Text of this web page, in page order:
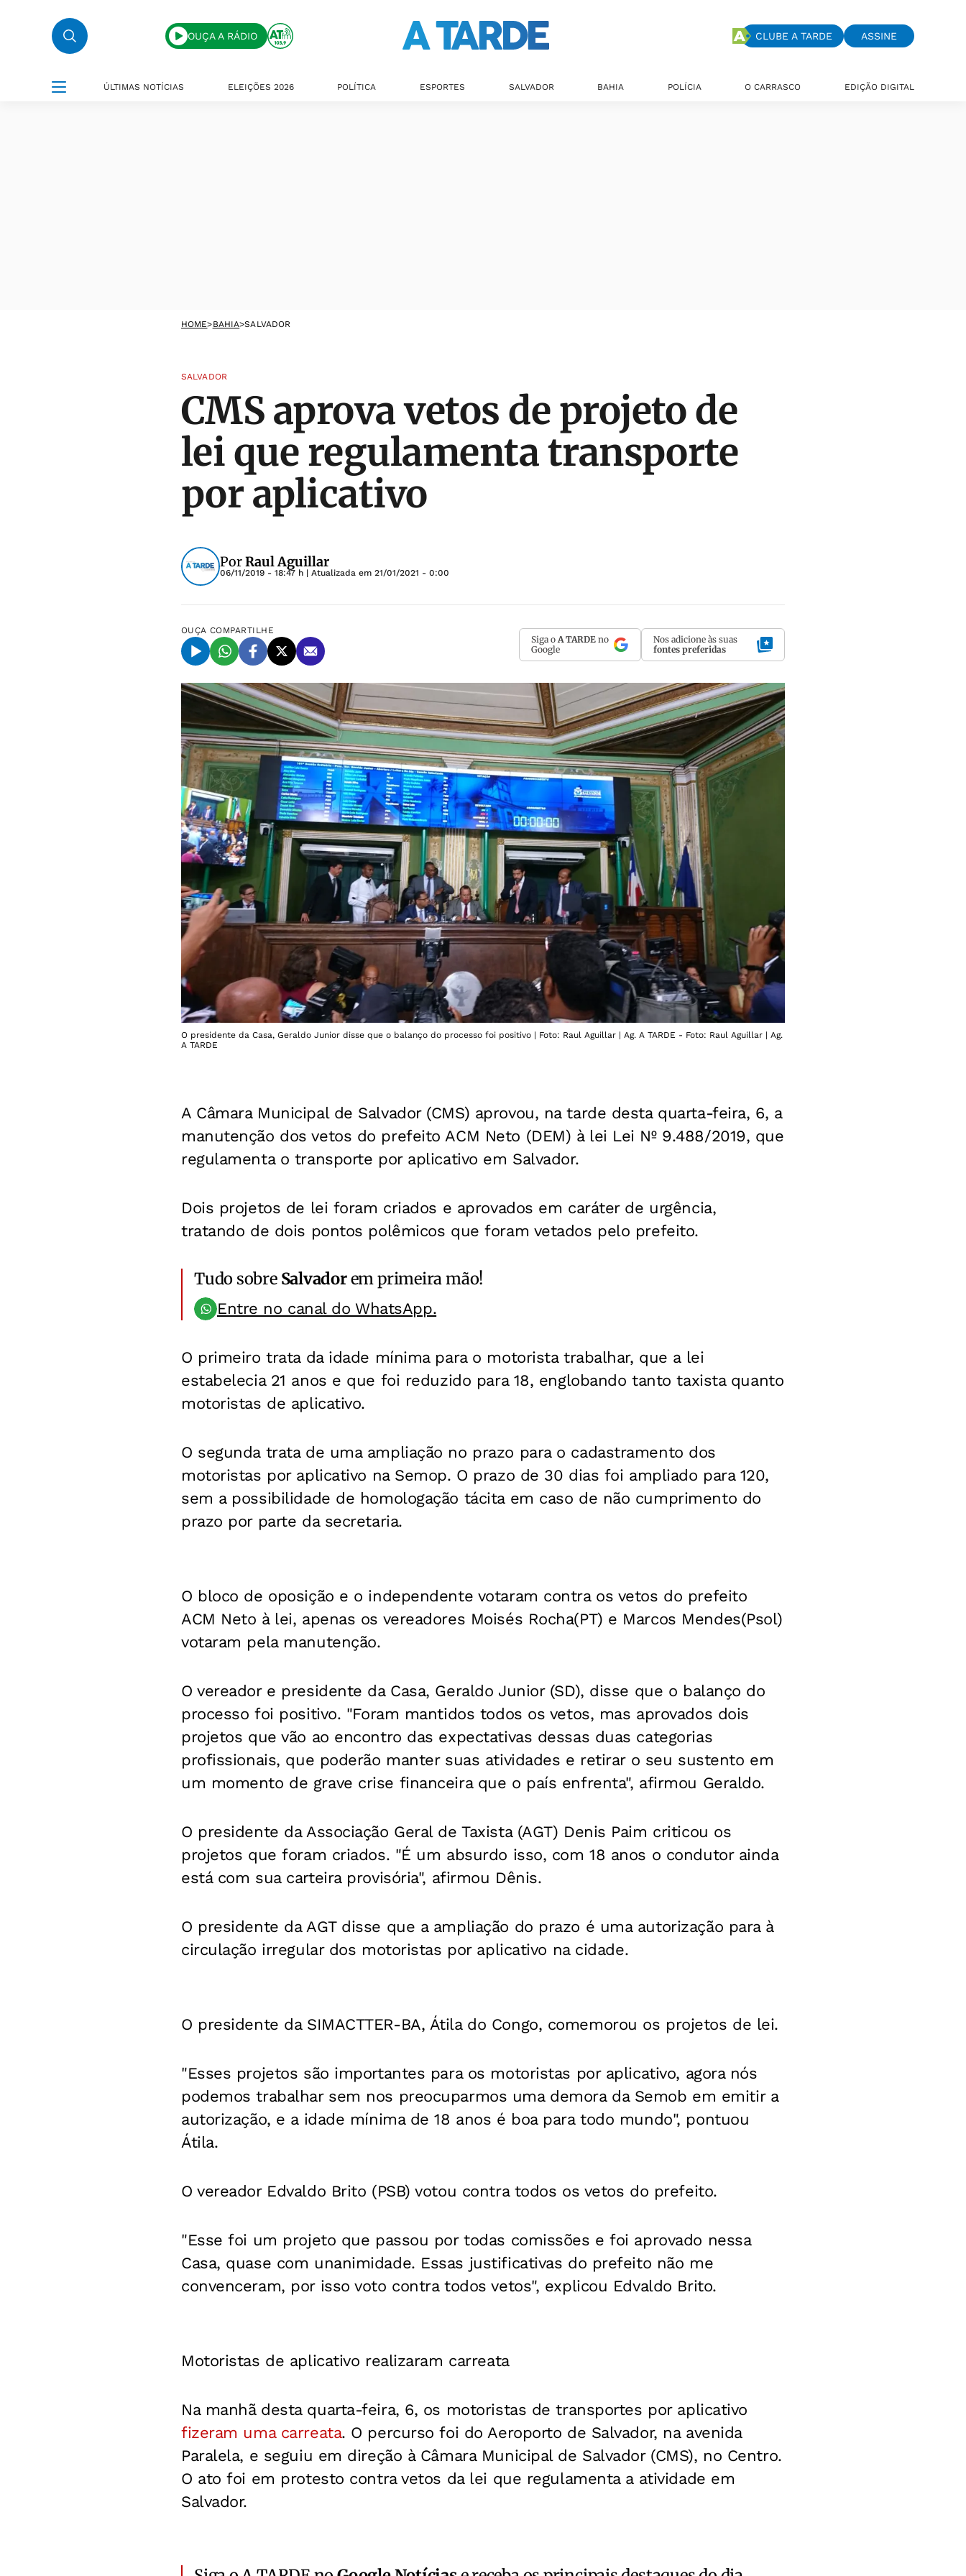
OUÇA A RÁDIO CLUBE A TARDE ASSINE
ÚLTIMAS NOTÍCIAS ELEIÇÕES 2026 POLÍTICA ESPORTES SALVADOR BAHIA POLÍCIA O CARRASCO EDIÇÃO DIGITAL
HOME>BAHIA>SALVADOR
SALVADOR
CMS aprova vetos de projeto de
lei que regulamenta transporte
por aplicativo
PorRaul Aguillar
06/11/2019 - 18:47 h | Atualizada em 21/01/2021 - 0:00
OUÇA COMPARTILHE
Siga o A TARDE no
Google
Nos adicione às suas
fontes preferidas
O presidente da Casa, Geraldo Junior disse que o balanço do processo foi positivo | Foto: Raul Aguillar | Ag. A TARDE - Foto: Raul Aguillar | Ag.
A TARDE
A Câmara Municipal de Salvador (CMS) aprovou, na tarde desta quarta-feira, 6, a
manutenção dos vetos do prefeito ACM Neto (DEM) à lei Lei Nº 9.488/2019, que
regulamenta o transporte por aplicativo em Salvador.
Dois projetos de lei foram criados e aprovados em caráter de urgência,
tratando de dois pontos polêmicos que foram vetados pelo prefeito.
Tudo sobre Salvadorem primeira mão!
Entre no canal do WhatsApp.
O primeiro trata da idade mínima para o motorista trabalhar, que a lei
estabelecia 21 anos e que foi reduzido para 18, englobando tanto taxista quanto
motoristas de aplicativo.
O segunda trata de uma ampliação no prazo para o cadastramento dos
motoristas por aplicativo na Semop. O prazo de 30 dias foi ampliado para 120,
sem a possibilidade de homologação tácita em caso de não cumprimento do
prazo por parte da secretaria.
O bloco de oposição e o independente votaram contra os vetos do prefeito
ACM Neto à lei, apenas os vereadores Moisés Rocha(PT) e Marcos Mendes(Psol)
votaram pela manutenção.
O vereador e presidente da Casa, Geraldo Junior (SD), disse que o balanço do
processo foi positivo. "Foram mantidos todos os vetos, mas aprovados dois
projetos que vão ao encontro das expectativas dessas duas categorias
profissionais, que poderão manter suas atividades e retirar o seu sustento em
um momento de grave crise financeira que o país enfrenta", afirmou Geraldo.
O presidente da Associação Geral de Taxista (AGT) Denis Paim criticou os
projetos que foram criados. "É um absurdo isso, com 18 anos o condutor ainda
está com sua carteira provisória", afirmou Dênis.
O presidente da AGT disse que a ampliação do prazo é uma autorização para à
circulação irregular dos motoristas por aplicativo na cidade.
O presidente da SIMACTTER-BA, Átila do Congo, comemorou os projetos de lei.
"Esses projetos são importantes para os motoristas por aplicativo, agora nós
podemos trabalhar sem nos preocuparmos uma demora da Semob em emitir a
autorização, e a idade mínima de 18 anos é boa para todo mundo", pontuou
Átila.
O vereador Edvaldo Brito (PSB) votou contra todos os vetos do prefeito.
"Esse foi um projeto que passou por todas comissões e foi aprovado nessa
Casa, quase com unanimidade. Essas justificativas do prefeito não me
convenceram, por isso voto contra todos vetos", explicou Edvaldo Brito.
Motoristas de aplicativo realizaram carreata
Na manhã desta quarta-feira, 6, os motoristas de transportes por aplicativo
fizeram uma carreata. O percurso foi do Aeroporto de Salvador, na avenida
Paralela, e seguiu em direção à Câmara Municipal de Salvador (CMS), no Centro.
O ato foi em protesto contra vetos da lei que regulamenta a atividade em
Salvador.